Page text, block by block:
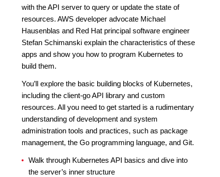
with the API server to query or update the state of
resources. AWS developer advocate Michael
Hausenblas and Red Hat principal software engineer
Stefan Schimanski explain the characteristics of these
apps and show you how to program Kubernetes to
build them.
You’ll explore the basic building blocks of Kubernetes,
including the client-go API library and custom
resources. All you need to get started is a rudimentary
understanding of development and system
administration tools and practices, such as package
management, the Go programming language, and Git.
Walk through Kubernetes API basics and dive into
the server’s inner structure